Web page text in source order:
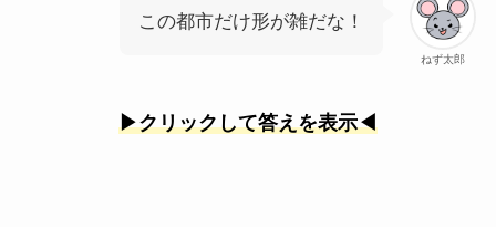
ねず太郎
この都市だけ形が雑だな！
▶︎クリックして答えを表示◀︎